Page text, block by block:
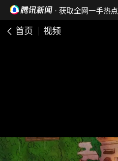
· 获取全网一手热点
首页 视频